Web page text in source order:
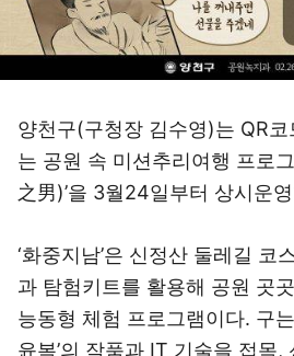
양천구(구청장 김수영)는 QR
는 공원 속 미션추리여행 프로
之男)’을 3월24일부터 상시운
‘화중지남’은 신정산 둘레길 코
과 탐험키트를 활용해 공원 곳
능동형 체험 프로그램이다. 구
윤복’의 작품과 IT 기술을 접목,